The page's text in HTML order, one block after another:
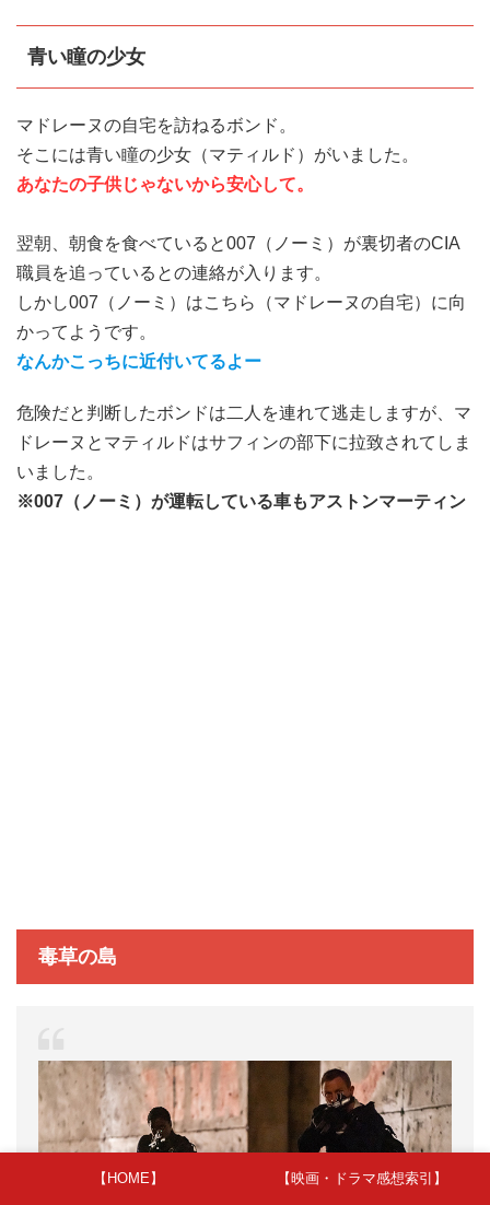
青い瞳の少女
マドレーヌの自宅を訪ねるボンド。
そこには青い瞳の少女（マティルド）がいました。
あなたの子供じゃないから安心して。
翌朝、朝食を食べていると007（ノーミ）が裏切者のCIA
職員を追っているとの連絡が入ります。
しかし007（ノーミ）はこちら（マドレーヌの自宅）に向
かってようです。
なんかこっちに近付いてるよー
危険だと判断したボンドは二人を連れて逃走しますが、マ
ドレーヌとマティルドはサフィンの部下に拉致されてしま
いました。
※007（ノーミ）が運転している車もアストンマーティン
毒草の島
【HOME】 【映画・ドラマ感想索引】